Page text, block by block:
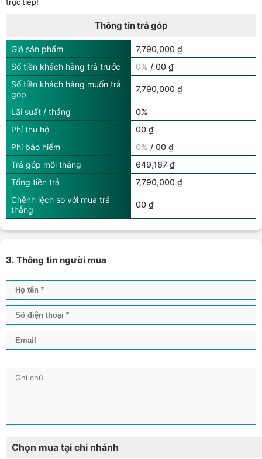
trực tiếp!
Thông tin trả góp
Giá sản phẩm
7,790,000 ₫
Số tiền khách hàng trả trước
0% / 00 ₫
Số tiền khách hàng muốn trả
góp
7,790,000 ₫
Lãi suất / tháng
0%
Phí thu hộ
00 ₫
Phí bảo hiểm
0% / 00 ₫
Trả góp mỗi tháng
649,167 ₫
Tổng tiền trả
7,790,000 ₫
Chênh lệch so với mua trả
thẳng
00 ₫
3. Thông tin người mua
Chọn mua tại chi nhánh